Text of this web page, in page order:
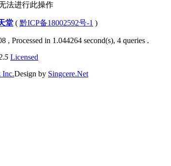
法进行此操作
堂 ( 黔ICP备18002592号-1 )
, Processed in 1.044264 second(s), 4 queries .
Licensed
Inc.Design by Singcere.Net